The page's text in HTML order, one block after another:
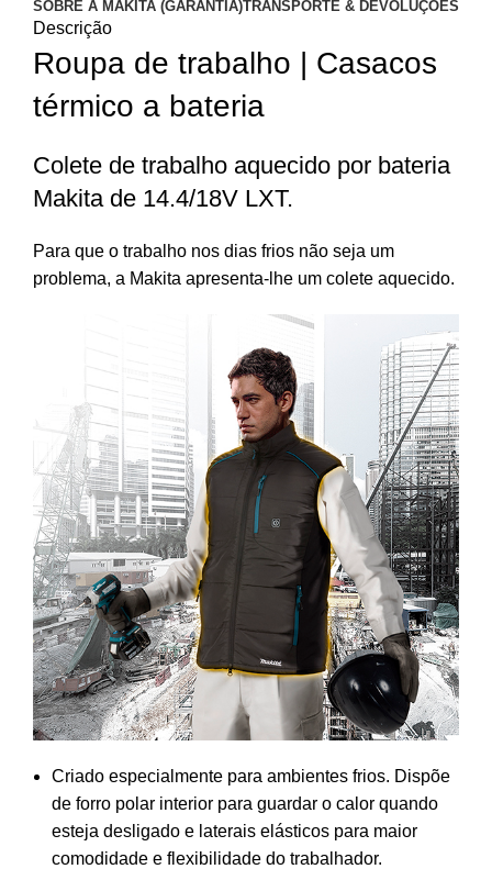
SOBRE A MAKITA (GARANTIA)TRANSPORTE & DEVOLUÇÕES
Descrição
Roupa de trabalho | Casacos
térmico a bateria
Colete de trabalho aquecido por bateria
Makita de 14.4/18V LXT.
Para que o trabalho nos dias frios não seja um
problema, a Makita apresenta-lhe um colete aquecido.
Criado especialmente para ambientes frios. Dispõe
de forro polar interior para guardar o calor quando
esteja desligado e laterais elásticos para maior
comodidade e flexibilidade do trabalhador.